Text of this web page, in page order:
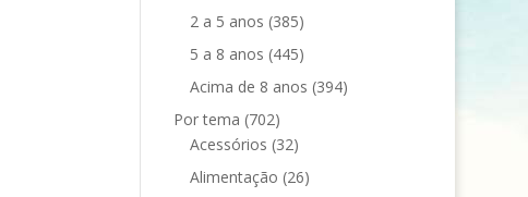
2 a 5 anos (385)
5 a 8 anos (445)
Acima de 8 anos (394)
Por tema (702)
Acessórios (32)
Alimentação (26)